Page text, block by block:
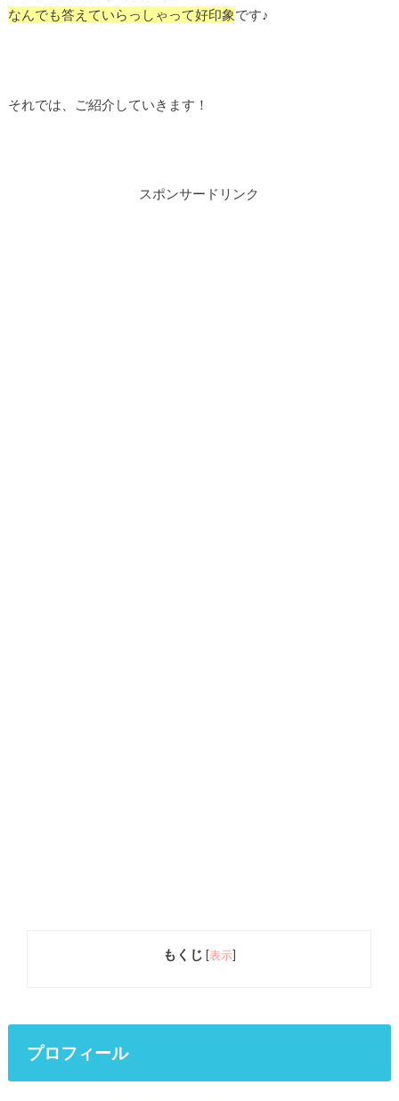
なんでも答えていらっしゃって好印象です♪
それでは、ご紹介していきます！
スポンサードリンク
もくじ [表示]
プロフィール